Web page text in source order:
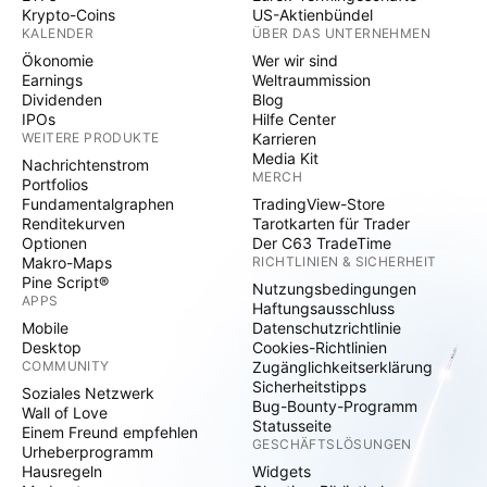
Krypto-Coins
KALENDER
Ökonomie
Earnings
Dividenden
IPOs
WEITERE PRODUKTE
Nachrichtenstrom
Portfolios
Fundamentalgraphen
Renditekurven
Optionen
Makro-Maps
Pine Script®
APPS
Mobile
Desktop
COMMUNITY
Soziales Netzwerk
Wall of Love
Einem Freund empfehlen
Urheberprogramm
Hausregeln
US-Aktienbündel
ÜBER DAS UNTERNEHMEN
Wer wir sind
Weltraummission
Blog
Hilfe Center
Karrieren
Media Kit
MERCH
TradingView-Store
Tarotkarten für Trader
Der C63 TradeTime
RICHTLINIEN & SICHERHEIT
Nutzungsbedingungen
Haftungsausschluss
Datenschutzrichtlinie
Cookies-Richtlinien
Zugänglichkeitserklärung
Sicherheitstipps
Bug-Bounty-Programm
Statusseite
GESCHÄFTSLÖSUNGEN
Widgets